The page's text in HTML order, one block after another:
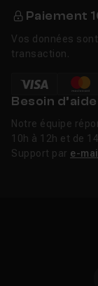
Paiement
Vos données
transaction.
Besoin
Notre équipe
10h à 12h et de
Support par e-mail